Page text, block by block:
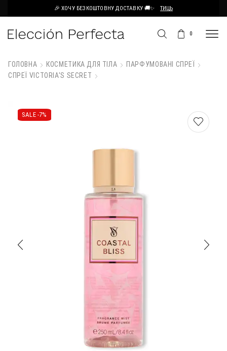
🎉 ХОЧУ БЕЗКОШТОВНУ ДОСТАВКУ 🚚✨ ТИЦЬ
0
ГОЛОВНА КОСМЕТИКА ДЛЯ ТІЛА
ПАРФУМОВАНІ СПРЕЇ
СПРЕЇ VICTORIA'S SECRET
SALE -7%